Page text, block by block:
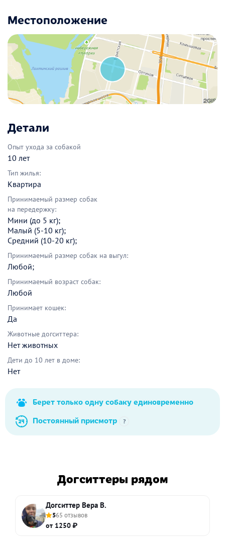
Местоположение
Детали
Опыт ухода за собакой
10 лет
Тип жилья:
Квартира
Принимаемый размер собак
на передержку:
Мини (до 5 кг);
Малый (5-10 кг);
Средний (10-20 кг);
Принимаемый размер собак на выгул:
Любой;
Принимаемый возраст собак:
Любой
Принимает кошек:
Да
Животные догситтера:
Нет животных
Дети до 10 лет в доме:
Нет
Берет только одну собаку единовременно
Постоянный присмотр
?
Догситтеры рядом
Догситтер Вера В.
565 отзывов
от 1250 ₽